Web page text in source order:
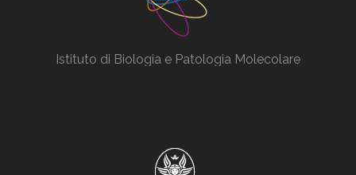
Istituto di Biologia e Patologia Molecolare